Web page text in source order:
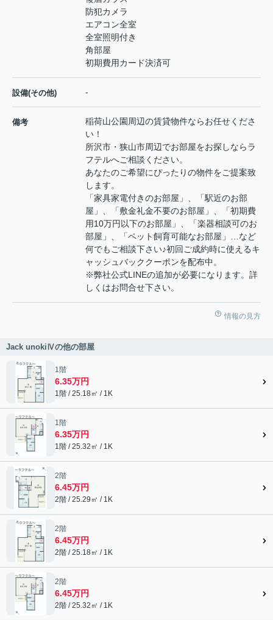
防犯カメラ
エアコン全室
全室照明付き
角部屋
初期費用カード決済可
設備(その他) -
備考
稲荷山公園周辺の賃貸物件ならお任せくださ
い！
所沢市・狭山市周辺でお部屋をお探しならラ
フテルへご相談ください。
あなたのご希望にぴったりの物件をご提案致
します。
「家具家電付きのお部屋」、「駅近のお部
屋」、「敷金礼金不要のお部屋」、「初期費
用10万円以下のお部屋」、「楽器相談可のお
部屋」、「ペット飼育可能なお部屋」…など
何でもご相談下さい♪初回ご成約時に使えるキ
ャッシュバッククーポンを配布中。
※弊社公式LINEの追加が必要になります。詳
しくはお問合せ下さい。
情報の見方
Jack unokiⅣの他の部屋
1階
6.35万円
1階 / 25.18㎡ / 1K
1階
6.35万円
1階 / 25.32㎡ / 1K
2階
6.45万円
2階 / 25.29㎡ / 1K
2階
6.45万円
2階 / 25.18㎡ / 1K
2階
6.45万円
2階 / 25.32㎡ / 1K